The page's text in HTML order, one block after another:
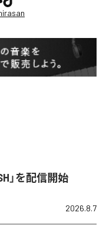
」を配信開始
2026.8.7